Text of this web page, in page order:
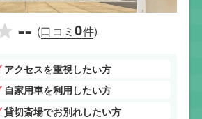
-- (口コミ0件)
アクセスを重視したい方
自家用車を利用したい方
貸切斎場でお別れしたい方